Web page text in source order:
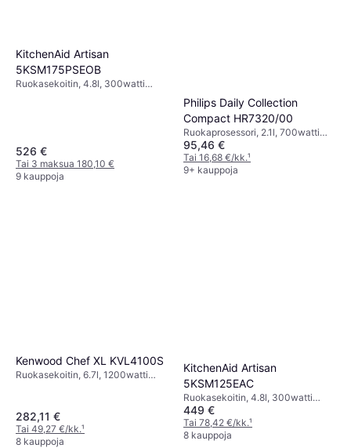
KitchenAid Artisan
5KSM175PSEOB
Ruokasekoitin, 4.8l, 300watti
526 €
Tai 3 maksua 180,10 €
9 kauppoja
Philips Daily Collection
Compact HR7320/00
Ruokaprosessori, 2.1l, 700watti
Turbo-/Pulssitoiminto,
Astianpesukoneenkestävät Osat
95,46 €
Tai 16,68 €/kk.¹
9+ kauppoja
Kenwood Chef XL KVL4100S
Ruokasekoitin, 6.7l, 1200watti
Roiskeensuoja,
Astianpesukoneenkestävät Osat
282,11 €
Tai 49,27 €/kk.¹
8 kauppoja
KitchenAid Artisan
5KSM125EAC
Ruokasekoitin, 4.8l, 300watti
Turvalukitus,
Planeetta-/Orbitaaliliike,
Roiskeensuoja,
449 €
Tai 78,42 €/kk.¹
8 kauppoja